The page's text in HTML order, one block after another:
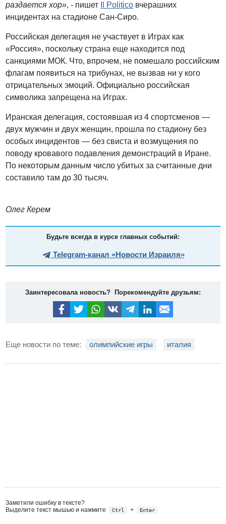
раздается хор», - пишет Il Politico вчерашних
инцидентах на стадионе Сан-Сиро.
Российская делегация не участвует в Играх как
«Россия», поскольку страна еще находится под
санкциями МОК. Что, впрочем, не помешало российским
флагам появиться на трибунах, не вызвав ни у кого
отрицательных эмоций. Официально российская
символика запрещена на Играх.
Иранская делегация, состоявшая из 4 спортсменов —
двух мужчин и двух женщин, прошла по стадиону без
особых инцидентов — без свиста и возмущения по
поводу кровавого подавления демонстраций в Иране.
По некоторым данным число убитых за считанные дни
составило там до 30 тысяч.
Олег Керем
Будьте всегда в курсе главных событий:
Telegram-канал «Новости Израиля»
Заинтересовала новость? Порекомендуйте друзьям:
Еще новости по теме: олимпийские игры италия
Заметили ошибку в тексте?
Выделите текст мышью и нажмите
Ctrl + Enter